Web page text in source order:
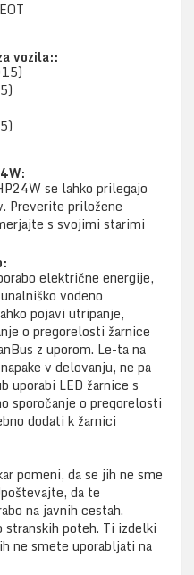
vozila::
se lahko prilegajo
Preverite priložene
s svojimi starimi
električne energije,
vodeno
pojavi utripanje,
o pregorelosti žarnice
z uporom. Le-ta na
v delovanju, ne pa
uporabi LED žarnice s
sporočanje o pregorelosti
dodati k žarnici
pomeni, da se jih ne sme
da te
na javnih cestah.
stranskih poteh. Ti izdelki
ne smete uporabljati na